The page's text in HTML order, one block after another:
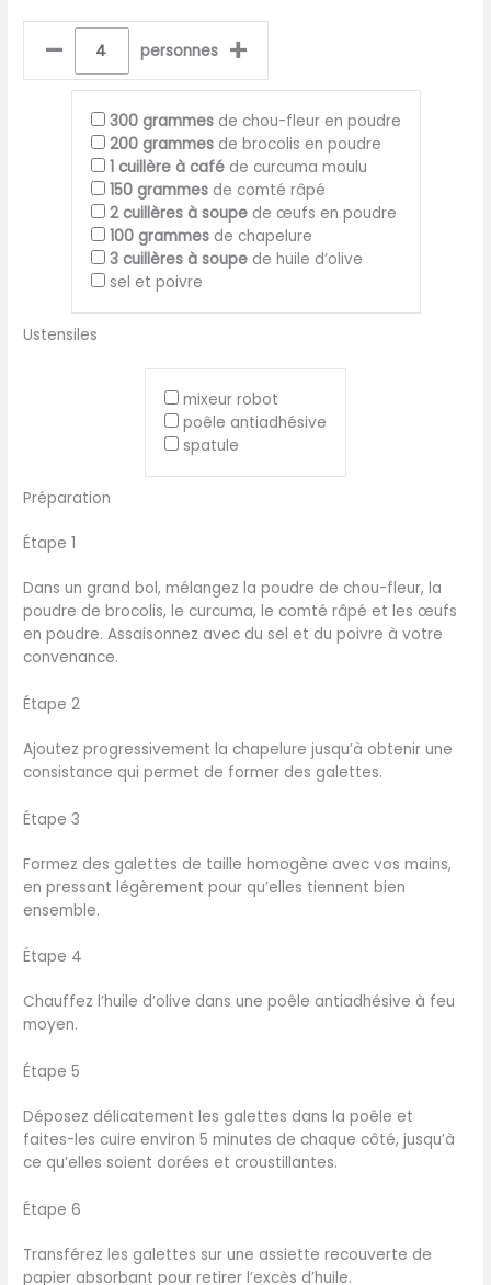
– personnes +
300 grammesde chou-fleur en poudre
200 grammesde brocolis en poudre
1 cuillère à caféde curcuma moulu
150 grammesde comté râpé
2 cuillères à soupede œufs en poudre
100 grammesde chapelure
3 cuillères à soupede huile d’olive
sel et poivre
Ustensiles
mixeur robot
poêle antiadhésive
spatule
Préparation
Étape 1
Dans un grand bol, mélangez la poudre de chou-fleur, la
poudre de brocolis, le curcuma, le comté râpé et les œufs
en poudre. Assaisonnez avec du sel et du poivre à votre
convenance.
Étape 2
Ajoutez progressivement la chapelure jusqu’à obtenir une
consistance qui permet de former des galettes.
Étape 3
Formez des galettes de taille homogène avec vos mains,
en pressant légèrement pour qu’elles tiennent bien
ensemble.
Étape 4
Chauffez l’huile d’olive dans une poêle antiadhésive à feu
moyen.
Étape 5
Déposez délicatement les galettes dans la poêle et
faites-les cuire environ 5 minutes de chaque côté, jusqu’à
ce qu’elles soient dorées et croustillantes.
Étape 6
Transférez les galettes sur une assiette recouverte de
papier absorbant pour retirer l’excès d’huile.